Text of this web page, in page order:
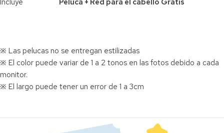
Incluye Peluca + Red para el cabello Gratis
※ Las pelucas no se entregan estilizadas
※ El color puede variar de 1 a 2 tonos en las fotos debido a cada
monitor.
※ El largo puede tener un error de 1 a 3cm